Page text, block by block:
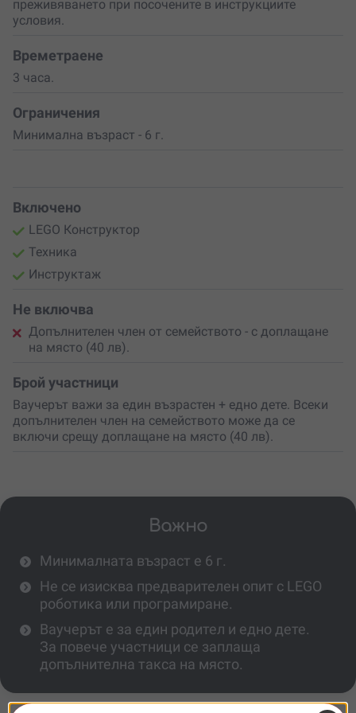
Перфектен подарък за рожден ден, семеен празник
или просто повод да прекарате повече време с
Вземи ваучер за това невероятно
и подари на семейството си незабравими моменти,
изпълнени с творчество и технологии!
преживяването при посочените в инструкциите
условия.
Времетраене
3 часа.
Ограничения
Минимална възраст - 6 г.
Включено
LEGO Конструктор
Техника
Инструктаж
Не включва
Допълнителен член от семейството - с доплащане
на място (40 лв).
Брой участници
Ваучерът важи за един възрастен + едно дете. Всеки
допълнителен член на семейството може да се
включи срещу доплащане на място (40 лв).
Важно
Минималната възраст е 6 г.
Не се изисква предварителен опит с LEGO
роботика или програмиране.
Ваучерът е за един родител и едно дете.
За повече участници се заплаща
допълнителна такса на място.